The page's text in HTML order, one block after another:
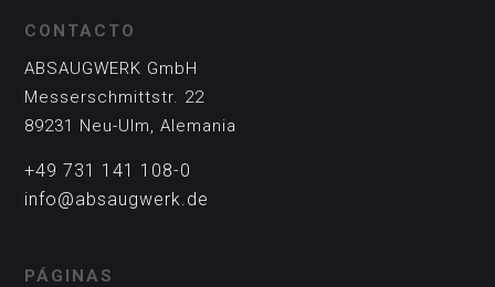
CONTACTO
ABSAUGWERK GmbH
Messerschmittstr. 22
89231 Neu-Ulm, Alemania
+49 731 141 108-0
info@absaugwerk.de
PÁGINAS